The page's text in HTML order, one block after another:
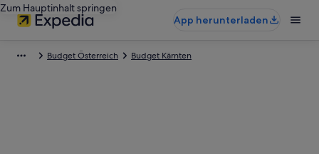
Zum Hauptinhalt springen
App herunterladen
Budget Österreich Budget Kärnten